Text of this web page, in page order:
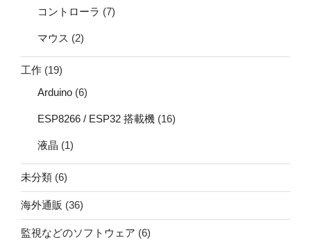
コントローラ (7)
マウス (2)
工作 (19)
Arduino (6)
ESP8266 / ESP32 搭載機 (16)
液晶 (1)
未分類 (6)
海外通販 (36)
監視などのソフトウェア (6)